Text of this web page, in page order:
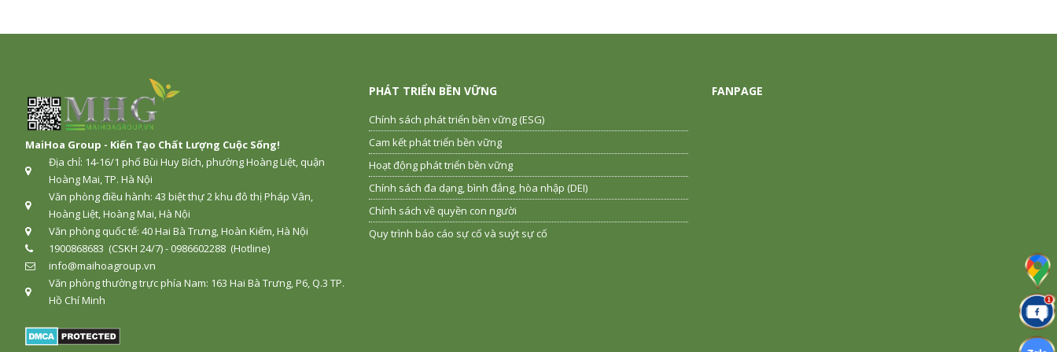
MaiHoa Group - Kiến Tạo Chất Lượng Cuộc Sống!
Địa chỉ: 14-16/1 phố Bùi Huy Bích, phường Hoàng Liệt, quận
Hoàng Mai, TP. Hà Nội
Văn phòng điều hành: 43 biệt thự 2 khu đô thị Pháp Vân,
Hoàng Liệt, Hoàng Mai, Hà Nội
Văn phòng quốc tế: 40 Hai Bà Trưng, Hoàn Kiếm, Hà Nội
1900868683 (CSKH 24/7) - 0986602288 (Hotline)
info@maihoagroup.vn
Văn phòng thường trực phía Nam: 163 Hai Bà Trưng, P6, Q.3 TP.
Hồ Chí Minh
PHÁT TRIỂN BỀN VỮNG
Chính sách phát triển bền vững (ESG)
Cam kết phát triển bền vững
Hoạt động phát triển bền vững
Chính sách đa dạng, bình đẳng, hòa nhập (DEI)
Chính sách về quyền con người
Quy trình báo cáo sự cố và suýt sự cố
FANPAGE